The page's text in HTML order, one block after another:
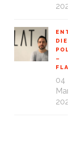
2020
DIEGO
POLO
–
04
Mar
2020